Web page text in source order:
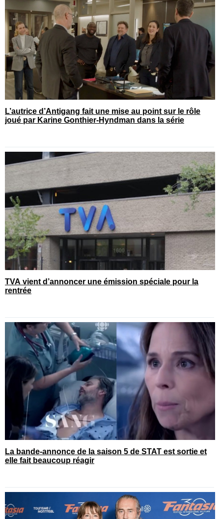
L’autrice d’Antigang fait une mise au point sur le rôle
joué par Karine Gonthier-Hyndman dans la série
TVA vient d’annoncer une émission spéciale pour la
rentrée
La bande-annonce de la saison 5 de STAT est sortie et
elle fait beaucoup réagir